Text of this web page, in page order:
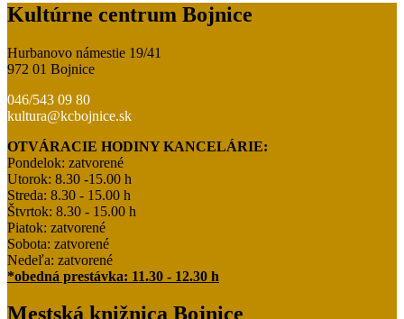
Kultúrne centrum Bojnice
Hurbanovo námestie 19/41
972 01 Bojnice
046/543 09 80
kultura@kcbojnice.sk
OTVÁRACIE HODINY KANCELÁRIE:
Pondelok: zatvorené
Utorok: 8.30 -15.00 h
Streda: 8.30 - 15.00 h
Štvrtok: 8.30 - 15.00 h
Piatok: zatvorené
Sobota: zatvorené
Nedeľa: zatvorené
*obedná prestávka: 11.30 - 12.30 h
Mestská knižnica Bojnice